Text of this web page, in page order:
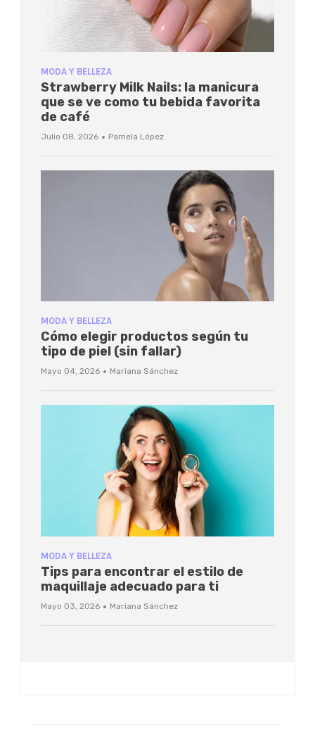
MODA Y BELLEZA
Strawberry Milk Nails: la manicura
que se ve como tu bebida favorita
de café
Julio 08, 2026 · Pamela López
MODA Y BELLEZA
Cómo elegir productos según tu
tipo de piel (sin fallar)
Mayo 04, 2026 · Mariana Sánchez
MODA Y BELLEZA
Tips para encontrar el estilo de
maquillaje adecuado para ti
Mayo 03, 2026 · Mariana Sánchez